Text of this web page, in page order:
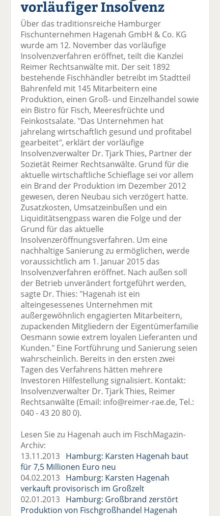
el
a
uf
F
ac
e
b
o
o
k
te
il
e
el
t
wi
tt
er
n
Li
k
e
di
te
n
E
ai
v
se
e
vorläufiger Insolvenz
Über das traditionsreiche Hamburger
Fischunternehmen Hagenah GmbH & Co. KG
wurde am 12. November das vorläufige
Insolvenzverfahren eröffnet, teilt die Kanzlei
Reimer Rechtsanwälte mit. Der seit 1892
bestehende Fischhändler betreibt im Stadtteil
Bahrenfeld mit 145 Mitarbeitern eine
Produktion, einen Groß- und Einzelhandel sowie
ein Bistro für Fisch, Meeresfrüchte und
Feinkostsalate. "Das Unternehmen hat
jahrelang wirtschaftlich gesund und profitabel
gearbeitet", erklärt der vorläufige
Insolvenzverwalter Dr. Tjark Thies, Partner der
Sozietät Reimer Rechtsanwälte. Grund für die
aktuelle wirtschaftliche Schieflage sei vor allem
ein Brand der Produktion im Dezember 2012
gewesen, deren Neubau sich verzögert hatte.
Zusatzkosten, Umsatzeinbußen und ein
Liquiditätsengpass waren die Folge und der
Grund für das aktuelle
Insolvenzeröffnungsverfahren. Um eine
nachhaltige Sanierung zu ermöglichen, werde
voraussichtlich am 1. Januar 2015 das
Insolvenzverfahren eröffnet. Nach außen soll
der Betrieb unverändert fortgeführt werden,
sagte Dr. Thies: "Hagenah ist ein
alteingesessenes Unternehmen mit
außergewöhnlich engagierten Mitarbeitern,
zupackenden Mitgliedern der Eigentümerfamilie
Oesmann sowie extrem loyalen Lieferanten und
Kunden." Eine Fortführung und Sanierung seien
wahrscheinlich. Bereits in den ersten zwei
Tagen des Verfahrens hätten mehrere
Investoren Hilfestellung signalisiert. Kontakt:
Insolvenzverwalter Dr. Tjark Thies, Reimer
Rechtsanwälte (Email: info@reimer-rae.de, Tel.:
040 - 43 20 80 0).
Lesen Sie zu Hagenah auch im FischMagazin-
Archiv:
13.11.2013 Hamburg: Karsten Hagenah baut
für 7,5 Millionen Euro neu
04.02.2013 Hamburg: Karsten Hagenah
verkauft provisorisch im Großzelt
02.01.2013 Hamburg: Großbrand zerstört
Produktion von Fischgroßhandel Hagenah